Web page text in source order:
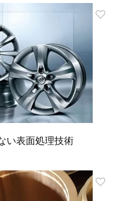
い表面処理技術